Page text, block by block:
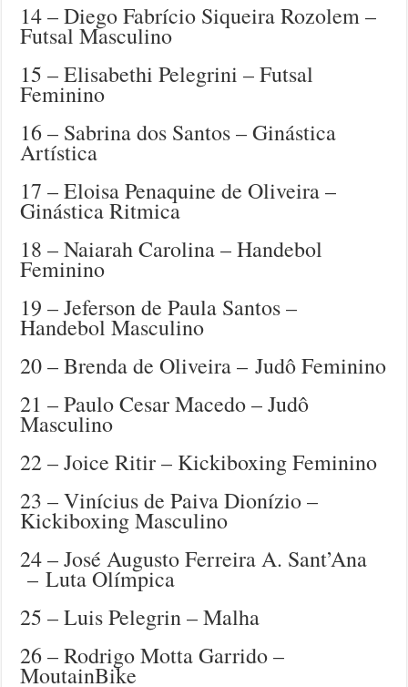
14 – Diego Fabrício Siqueira Rozolem –
Futsal Masculino
15 – Elisabethi Pelegrini – Futsal
Feminino
16 – Sabrina dos Santos – Ginástica
Artística
17 – Eloisa Penaquine de Oliveira –
Ginástica Ritmica
18 – Naiarah Carolina – Handebol
Feminino
19 – Jeferson de Paula Santos –
Handebol Masculino
20 – Brenda de Oliveira – Judô Feminino
21 – Paulo Cesar Macedo – Judô
Masculino
22 – Joice Ritir – Kickiboxing Feminino
23 – Vinícius de Paiva Dionízio –
Kickiboxing Masculino
24 – José Augusto Ferreira A. Sant’Ana
– Luta Olímpica
25 – Luis Pelegrin – Malha
26 – Rodrigo Motta Garrido –
MoutainBike